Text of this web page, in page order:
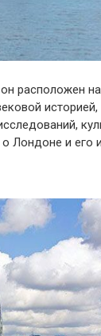
расположен
Лондоне и его